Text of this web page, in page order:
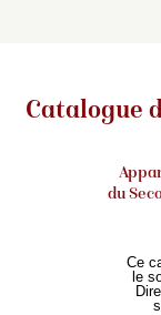
Pour citer cet
Jacques
Catalogue des
en ligne le 2020-
Catalogue
du
Ce
le